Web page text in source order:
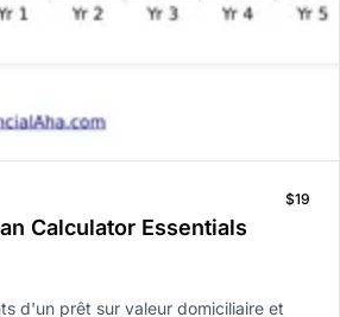
Calculator Essentials
$19
d'un prêt sur valeur domiciliaire et